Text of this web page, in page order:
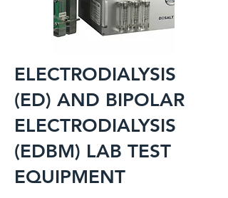
ELECTRODIALYSIS
(ED) AND BIPOLAR
ELECTRODIALYSIS
(EDBM) LAB TEST
EQUIPMENT